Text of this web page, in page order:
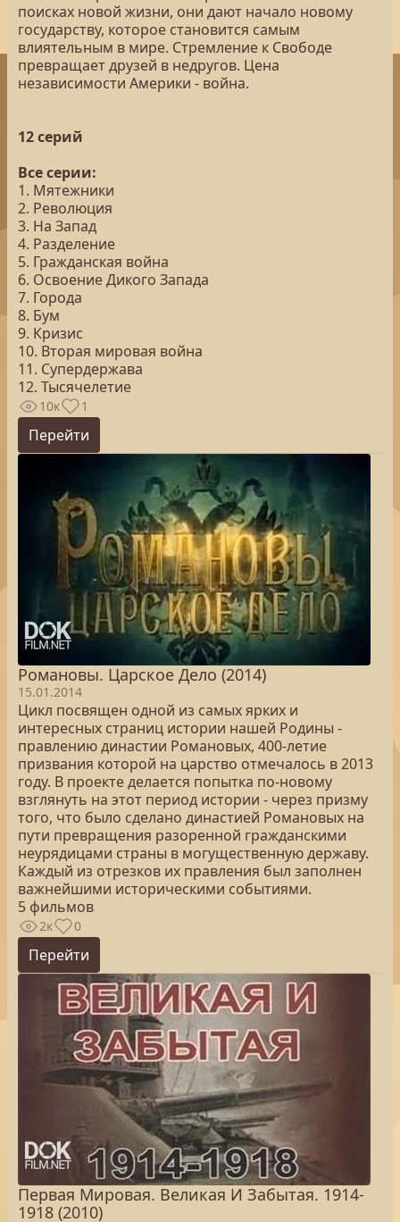
поисках новой жизни, они дают начало новому
государству, которое становится самым
влиятельным в мире. Стремление к Свободе
превращает друзей в недругов. Цена
независимости Америки - война.
12 серий
Все серии:
1. Мятежники
2. Революция
3. На Запад
4. Разделение
5. Гражданская война
6. Освоение Дикого Запада
7. Города
8. Бум
9. Кризис
10. Вторая мировая война
11. Супердержава
12. Тысячелетие
10к 1
Перейти
Романовы. Царское Дело (2014)
15.01.2014
Цикл посвящен одной из самых ярких и
интересных страниц истории нашей Родины -
правлению династии Романовых, 400-летие
призвания которой на царство отмечалось в 2013
году. В проекте делается попытка по-новому
взглянуть на этот период истории - через призму
того, что было сделано династией Романовых на
пути превращения разоренной гражданскими
неурядицами страны в могущественную державу.
Каждый из отрезков их правления был заполнен
важнейшими историческими событиями.
5 фильмов
2к 0
Перейти
Первая Мировая. Великая И Забытая. 1914-
1918 (2010)